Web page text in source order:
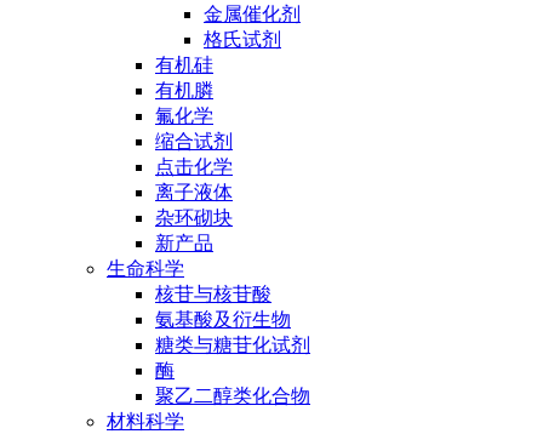
金属催化剂
格氏试剂
有机硅
有机膦
氟化学
缩合试剂
点击化学
离子液体
杂环砌块
新产品
生命科学
核苷与核苷酸
氨基酸及衍生物
糖类与糖苷化试剂
酶
聚乙二醇类化合物
材料科学